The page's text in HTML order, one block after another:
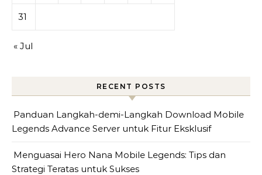
31
« Jul
RECENT POSTS
Panduan Langkah-demi-Langkah Download Mobile
Legends Advance Server untuk Fitur Eksklusif
Menguasai Hero Nana Mobile Legends: Tips dan
Strategi Teratas untuk Sukses